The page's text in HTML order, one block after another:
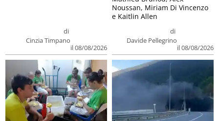
di
Cinzia Timpano
il 08/08/2026
di
Davide Pellegrino
il 08/08/2026
Noussan, Miriam Di Vincenzo
e Kaitlin Allen